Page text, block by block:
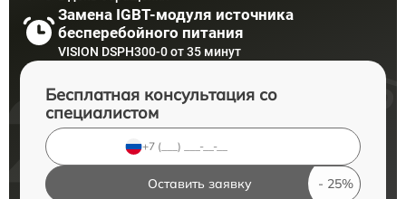
Замена IGBT-модуля источника
бесперебойного питания
VISION DSPH300-0 от 35 минут
Бесплатная консультация со
специалистом
Оставить заявку